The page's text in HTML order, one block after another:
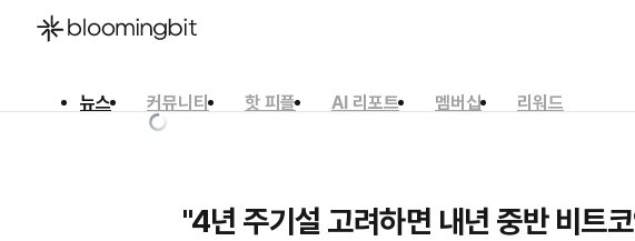
뉴스 커뮤니티 핫 피플 AI 리포트 멤버십
리워드
"4년 주기설 고려하면 내년 중반 비트